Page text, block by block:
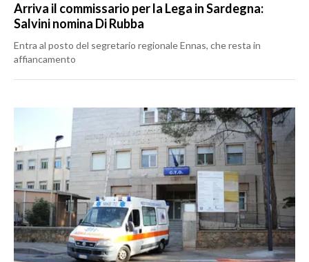
Arriva il commissario per la Lega in Sardegna:
Salvini nomina Di Rubba
Entra al posto del segretario regionale Ennas, che resta in
affiancamento